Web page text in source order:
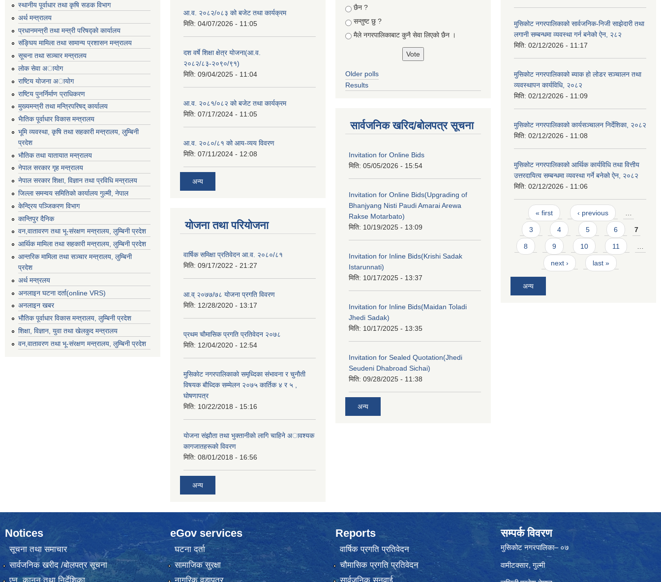
स्थानीय पूर्वाधार तथा कृषि सडक विभाग
अर्थ मन्त्रालय
प्रधानमन्त्री तथा मन्त्री परिषद्काे कार्यालय
संङ्घिय मामिला तथा सामान्य प्रशासन मन्त्रालय
सूचना तथा सञ्चार मन्त्रालय
लाेक सेवा अायाेग
राष्टिय याेजना अायाेग
राष्टिय पुनर्निर्माण प्राधिकरण
मुख्यमन्त्री तथा मन्त्रिपरिषद् कार्यालय
भैातिक पूर्वाधार विकास मन्त्रालय
भूमि व्यवस्था, कृषि तथा सहकारी मन्त्रालय, लु्म्बिनी
प्रदेश
भाैतिक तथा यातायात मन्त्रालय
नेपाल सरकार गृह मन्त्रालय
नेपाल सरकार शिक्षा, विज्ञान तथा प्रविधि मन्त्रालय
जिल्ला समन्वय समितिको कार्यालय गुल्मी, नेपाल
केन्द्रिय पञ्जिकरण विभाग
कान्तिपुर दैनिक
वन,वातावरण तथा भू-संरक्षण मन्त्रालय, लुम्बिनी प्रदेश
आर्थिक मामिला तथा सहकारी मन्त्रालय, लुम्बिनी प्रदेश
आन्तरिक मामिला तथा सञ्चार मन्त्रालय, लुम्बिनी
प्रदेश
अर्थ मन्त्रलय
अनलाइन घटना दर्ता(online VRS)
अनलाइन खबर
भौतिक पूर्वाधार विकास मन्त्रालय, लुम्बिनी प्रदेश
शिक्षा, विज्ञान, युवा तथा खेलकुद मन्‍‍त्रालय
वन,वातावरण तथा भू-संरक्षण मन्त्रालय, लुम्बिनी प्रदेश
आ.व. २०८२/०८३ को बजेट तथा कार्यक्रम
मिति: 04/07/2026 - 11:05
दश वर्षे शिक्षा क्षेत्र योजना(आ.व.
२०८२/८३-२०९०/९१)
मिति: 09/04/2025 - 11:04
आ.व. २०८१/०८२ को बजेट तथा कार्यक्रम
मिति: 07/17/2024 - 11:05
आ.व. २०८०/८१ को आय-व्यय विवरण
मिति: 07/11/2024 - 12:08
अन्य
योजना तथा परियोजना
वार्षिक समिक्षा प्रतिवेदन आ.व. २०८०/८१
मिति: 09/17/2022 - 21:27
आ.व् २०७७/७८ योजना प्रगति विवरण
मिति: 12/28/2020 - 13:17
प्रथम चाैमासिक प्रगति प्रतिवेदन २०७८
मिति: 12/04/2020 - 12:54
मुसिकाेट नगरपालिकाकाे समृध्दिका संभावना र चुनाैती
विषयक बाैध्दिक सम्मेलन २०७५ कार्तिक ४ र ५ ,
घाेषणापत्र
मिति: 10/22/2018 - 15:16
याेजना संझाैता तथा भुक्तानीकाे लागि चाहिने अावश्यक
कागजातहरूकाे विवरण
मिति: 08/01/2018 - 16:56
अन्य
छैन ?
सन्तुष्ट छु ?
मैले नगरपालिकाबाट कुनै सेवा लिएकाे छैन ।
Older polls
Results
सार्वजनिक खरिद/बोलपत्र सूचना
Invitation for Online Bids
मिति: 05/05/2026 - 15:54
Invitation for Online Bids(Upgrading of
Bhanjyang Nisti Paudi Amarai Arewa
Rakse Motarbato)
मिति: 10/19/2025 - 13:09
Invitation for Inline Bids(Krishi Sadak
Istarunnati)
मिति: 10/17/2025 - 13:37
Invitation for Inline Bids(Maidan Toladi
Jhedi Sadak)
मिति: 10/17/2025 - 13:35
Invitation for Sealed Quotation(Jhedi
Seudeni Dhabroad Sichai)
मिति: 09/28/2025 - 11:38
अन्य
मुसिकोट नगरपालिकाको सार्वजनिक-निजी साझेदारी तथा
लगानी सम्बन्धमा व्यवस्था गर्न बनेको ऐन, २८२
मिति: 02/12/2026 - 11:17
मुसिकोट नगरपालिकाको ब्याक हो लोडर सञ्चालन तथा
व्यवस्थापन कार्यविधि, २०८२
मिति: 02/12/2026 - 11:09
मुसिकोट नगरपालिकाको कार्यसञ्चालन निर्देशिका, २०८२
मिति: 02/12/2026 - 11:08
मुसिकोट नगरपालिकाको आर्थिक कार्यविधि तथा वित्तीय
उत्तरदायित्व सम्बन्धमा व्यवस्था गर्ने बनेको ऐन, २०८२
मिति: 02/12/2026 - 11:06
Pages
« first ‹ previous …
3 4 5 6 7
8 9 10 11 …
next › last »
अन्य
Notices
सूचना तथा समाचार
सार्वजनिक खरीद /बोलपत्र सूचना
eGov services
घटना दर्ता
सामाजिक सुरक्षा
Reports
वार्षिक प्रगति प्रतिवेदन
चौमासिक प्रगति प्रतिवेदन
सम्पर्क विवरण
मुसिकोट नगरपालिका– ०७
वामीटक्सार, गुल्मी